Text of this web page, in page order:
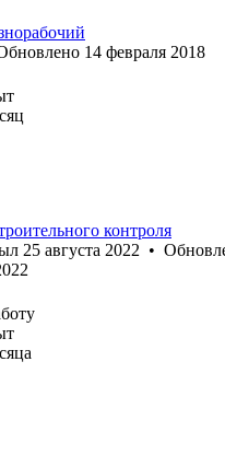
14 февраля 2018
контроля
25 августа 2022 •